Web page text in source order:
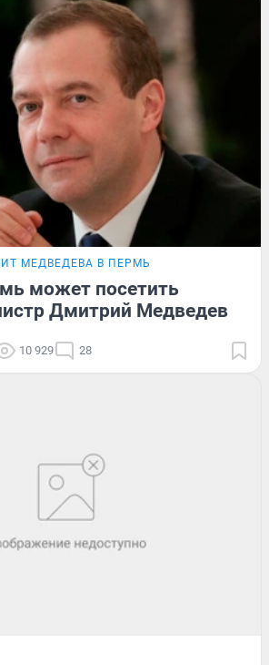
МЕДВЕДЕВА В ПЕРМЬ
может посетить
Дмитрий Медведев
10 929 28